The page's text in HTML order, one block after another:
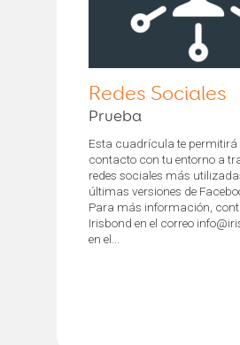
Redes Sociales
Prueba
Esta cuadrícula te permitirá
contacto con tu entorno a
redes sociales más
últimas versiones de
Para más información,
Irisbond en el correo
en el...